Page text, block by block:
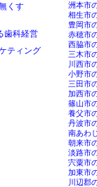
洲本市
相生市
豊岡市
赤穂市
西脇市
三木市
川西市
小野市
三田市
加西市
篠山市
養父市
丹波市
南あわ
朝来市
淡路市
宍粟市
加東市
川辺郡